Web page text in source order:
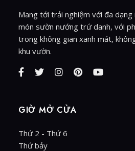
Mang tới trải nghiệm với đa dạng
món sườn nướng trứ danh, với
trong không gian xanh mát,
khu vườn.
GIỜ MỞ CỬA
Thứ 2 - Thứ 6
Thứ bảy